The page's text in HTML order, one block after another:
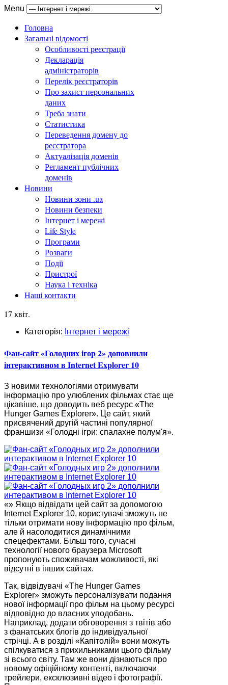
Menu
Головна
Загальні відомості
Особливості реєстрації
Декларація
адміністраторів
Перелік реєстраторів
Про захист персональних
даних
Треба знати
Статистика
Переведення домену до
реєстратора
Актуалізація доменів
Регламент публічних
доменів
Новини
Новини зони .ua
Новини безпеки
Інтернет і мережі
Life Style
Програми
Розваги
Події
Пристрої
Наука і техніка
Наші контакти
17 квіт.
Категорія: Інтернет і мережі
Фан-сайт «Голодних ігор 2» доповнили
інтерактивном в Internet Explorer 10
З новими технологіями отримувати
інформацію про улюблених фільмах стає ще
цікавіше, що доводить веб ресурс «The
Hunger Games Explorer». Це сайт, який
присвячений другій частині популярної
франшизи «Голодні ігри: спалахне полум'я».
«» Якщо відвідати цей сайт за допомогою
Internet Explorer 10, користувачі зможуть не
тільки отримати нову інформацію про фільм,
але й насолодитися динамічними
спецефектами. Більш того, сучасні
технології нового браузера Microsoft
пропонують споживачам можливості, які
відсутні в інших сайтах.
Так, відвідувачі «The Hunger Games
Explorer» зможуть персоналізувати подання
нової інформації про фільм на цьому ресурсі
відповідно до власних уподобань.
Наприклад, додати обговорення з твітів або
з фанатських блогів до індивідуальної
стрічці. А в розділі «Капітолій» вони можуть
спілкуватися з прихильниками цього фільму
зі всього світу. Там же вони дізнаються про
новому офіційному контенті, включаючи
трейлери, ексклюзивні відео і фотографії.